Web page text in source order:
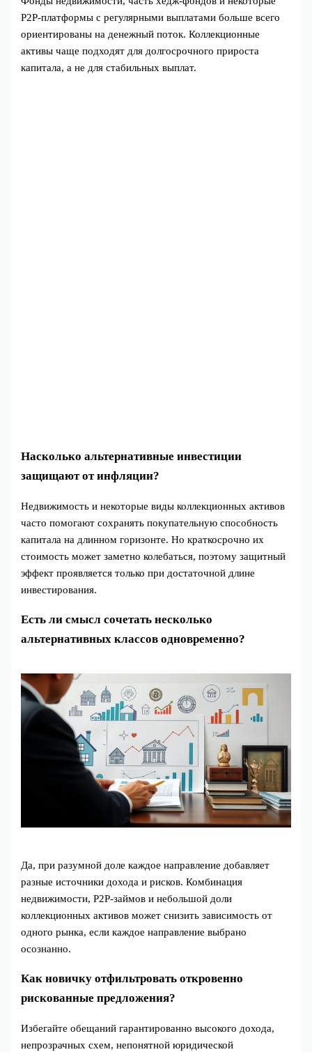
P2P‑платформы с регулярными выплатами больше всего
ориентированы на денежный поток. Коллекционные
активы чаще подходят для долгосрочного прироста
капитала, а не для стабильных выплат.
Насколько альтернативные инвестиции
защищают от инфляции?
Недвижимость и некоторые виды коллекционных активов
часто помогают сохранять покупательную способность
капитала на длинном горизонте. Но краткосрочно их
стоимость может заметно колебаться, поэтому защитный
эффект проявляется только при достаточной длине
инвестирования.
Есть ли смысл сочетать несколько
альтернативных классов одновременно?
Да, при разумной доле каждое направление добавляет
разные источники дохода и рисков. Комбинация
недвижимости, P2P‑займов и небольшой доли
коллекционных активов может снизить зависимость от
одного рынка, если каждое направление выбрано
осознанно.
Как новичку отфильтровать откровенно
рискованные предложения?
Избегайте обещаний гарантированно высокого дохода,
непрозрачных схем, непонятной юридической